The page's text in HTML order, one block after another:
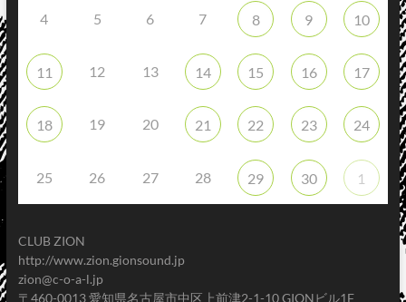
4 5 6 7 8 9 10
11 12 13 14 15 16 17
18 19 20 21 22 23 24
25 26 27 28 29 30 1
CLUB ZION
http://www.zion.gionsound.jp
zion@c-o-a-l.jp
〒460-0013 愛知県名古屋市中区上前津2-1-10 GIONビル1F